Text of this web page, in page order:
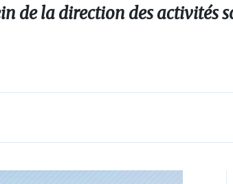
de la direction des activités